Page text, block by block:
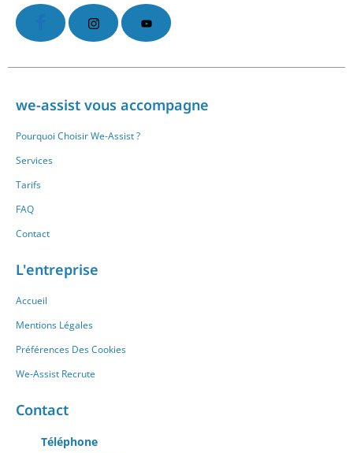
we-assist vous accompagne
Pourquoi Choisir We-Assist ?
Services
Tarifs
FAQ
Contact
L'entreprise
Accueil
Mentions Légales
Préférences Des Cookies
We-Assist Recrute
Contact
Téléphone